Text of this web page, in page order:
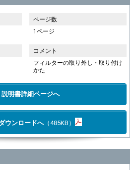
ページ数
1ページ
コメント
フィルターの取り外し・取り付け
かた
説明書詳細ページへ
ウンロードへ（485KB）